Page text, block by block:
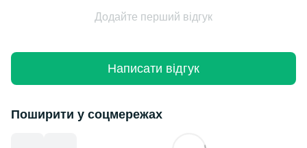
Додайте перший відгук
Написати відгук
Поширити у соцмережах